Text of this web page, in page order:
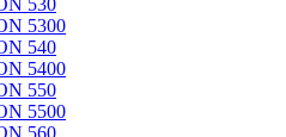
530
5300
540
5400
550
5500
560